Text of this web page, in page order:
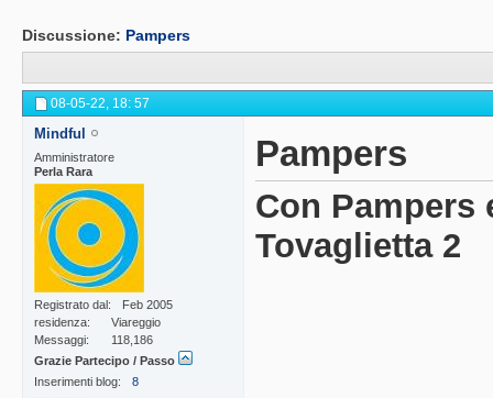
Discussione: Pampers
08-05-22, 18: 57
Mindful
Amministratore
Perla Rara
Registrato dal
Feb 2005
residenza
Viareggio
Messaggi
118,186
Grazie Partecipo / Passo
Inserimenti blog
8
Pampers
Con Pampers
Tovaglietta 2